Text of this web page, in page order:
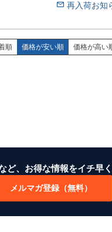
再入荷お知
順 価格が安い順 価格が高い
ど、お得な情報をイチ早
メルマガ登録（無料）